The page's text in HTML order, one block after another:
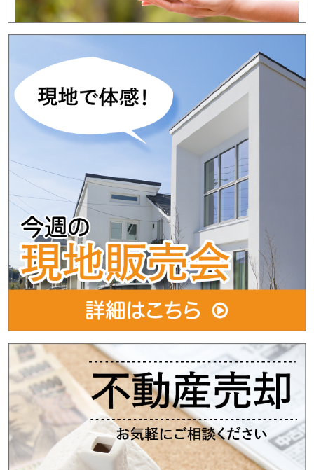
平塚高村団地3階のお部屋、価格変更しました。
2026年6月27日
木曽西４丁目中古建・沢山のお問い合わせ・ご内覧あり
がとうございました。お陰様でご成約になりました♪
2026年6月26日
【新規売出物件】星が丘ハイム2階のお部屋！
相模原市中央区星が丘のファミリー向けマンションのリ
ノベーション工事完了しました！
2026年6月1日
相原中古（古河林業）注文住宅販売！！
古河林業注文住宅販売スタート！！間取りは5LDKござ
います！！是非ご内覧になって見てください♪
2018年1月18日
マイホーム購入で気をつけるべき事とは？
不動産購入の注意点とは？